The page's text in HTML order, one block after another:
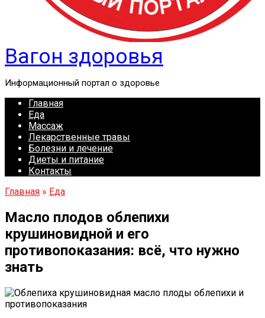
Вагон здоровья
Информационный портал о здоровье
Главная
Еда
Массаж
Лекарственные травы
Болезни и лечение
Диеты и питание
Контакты
Главная » Еда
Масло плодов облепихи
крушиновидной и его
противопоказания: всё, что нужно
знать